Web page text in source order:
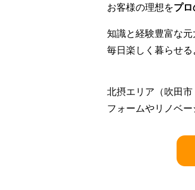
お客様の理想をプロ
知識と経験豊富な
毎日楽しく暮らせる
北摂エリア（吹田
フォームやリノベ